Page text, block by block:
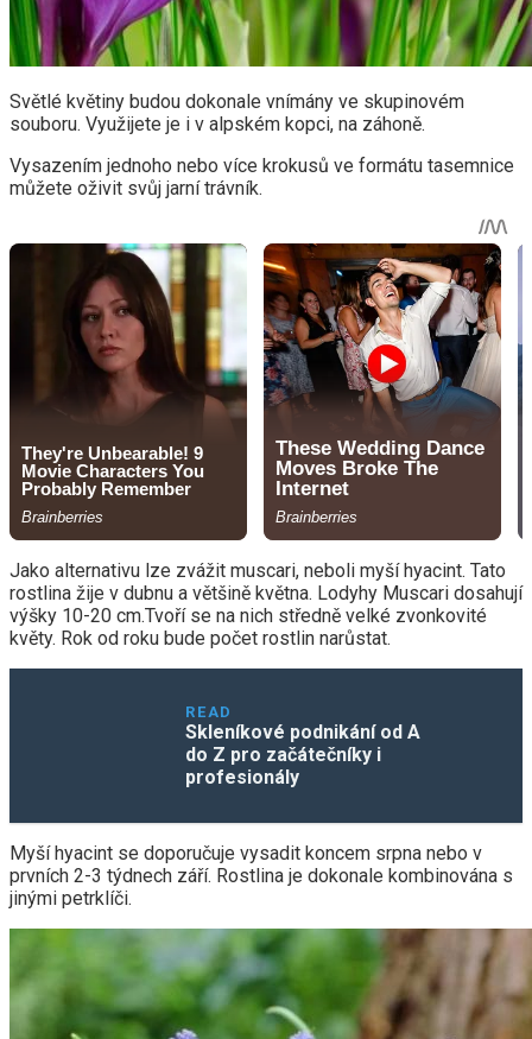
Světlé květiny budou dokonale vnímány ve skupinovém
souboru. Využijete je i v alpském kopci, na záhoně.
Vysazením jednoho nebo více krokusů ve formátu tasemnice
můžete oživit svůj jarní trávník.
Jako alternativu lze zvážit muscari, neboli myší hyacint. Tato
rostlina žije v dubnu a většině května. Lodyhy Muscari dosahují
výšky 10-20 cm.Tvoří se na nich středně velké zvonkovité
květy. Rok od roku bude počet rostlin narůstat.
READ
Skleníkové podnikání od A
do Z pro začátečníky i
profesionály
Myší hyacint se doporučuje vysadit koncem srpna nebo v
prvních 2-3 týdnech září. Rostlina je dokonale kombinována s
jinými petrklíči.